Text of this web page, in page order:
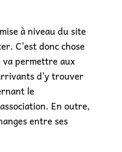
à niveau du site
C’est donc chose
va permettre aux
d’y trouver
le
En outre,
entre ses